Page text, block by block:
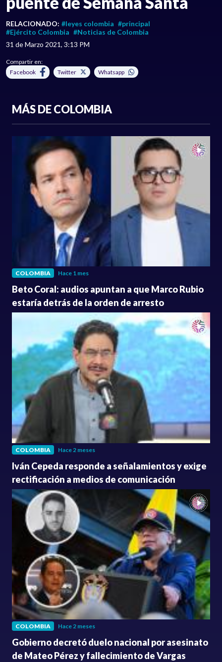
RELACIONADO: #leyes colombia #principal
#Ejército Colombia #Noticias de Colombia
31 de Marzo 2021, 3:13 PM
Compartir en:
Facebook
Twitter Whatsapp
MÁS DE COLOMBIA
COLOMBIA Hace 1 mes
Beto Coral: audios apuntan a que Marco Rubio
estaría detrás de la orden de arresto
COLOMBIA Hace 2 meses
Iván Cepeda responde a señalamientos y exige
rectificación a medios de comunicación
COLOMBIA Hace 2 meses
Gobierno decretó duelo nacional por asesinato
de Mateo Pérez y fallecimiento de Vargas